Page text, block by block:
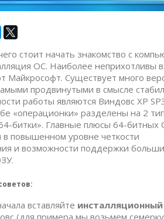
стоит начать знакомство с
ОС. Наиболее неприхотливы
Майкрософт. Существует много
продвинутыми в смысле
работы являются Виндовс XP
«операционки» разделены на 2
битки». Главные плюсы 64-битных
в повышенном уровне четкости
и возможности поддержки
вставляйте
(для примера мы возьмем